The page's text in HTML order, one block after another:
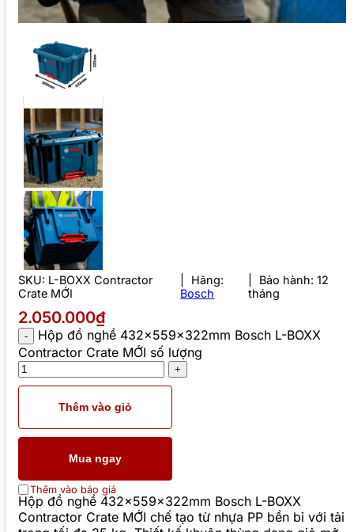
SKU: L-BOXX Contractor
Crate MỚI
Hãng:
Bosch
Bảo hành: 12
tháng
2.050.000₫
Hộp đồ nghề 432x559x322mm Bosch L-BOXX
Contractor Crate MỚI số lượng
Thêm vào giỏ
Mua ngay
Thêm vào báo giá
Hộp đồ nghề 432x559x322mm Bosch L-BOXX
Contractor Crate MỚI chế tạo từ nhựa PP bền bỉ với tải